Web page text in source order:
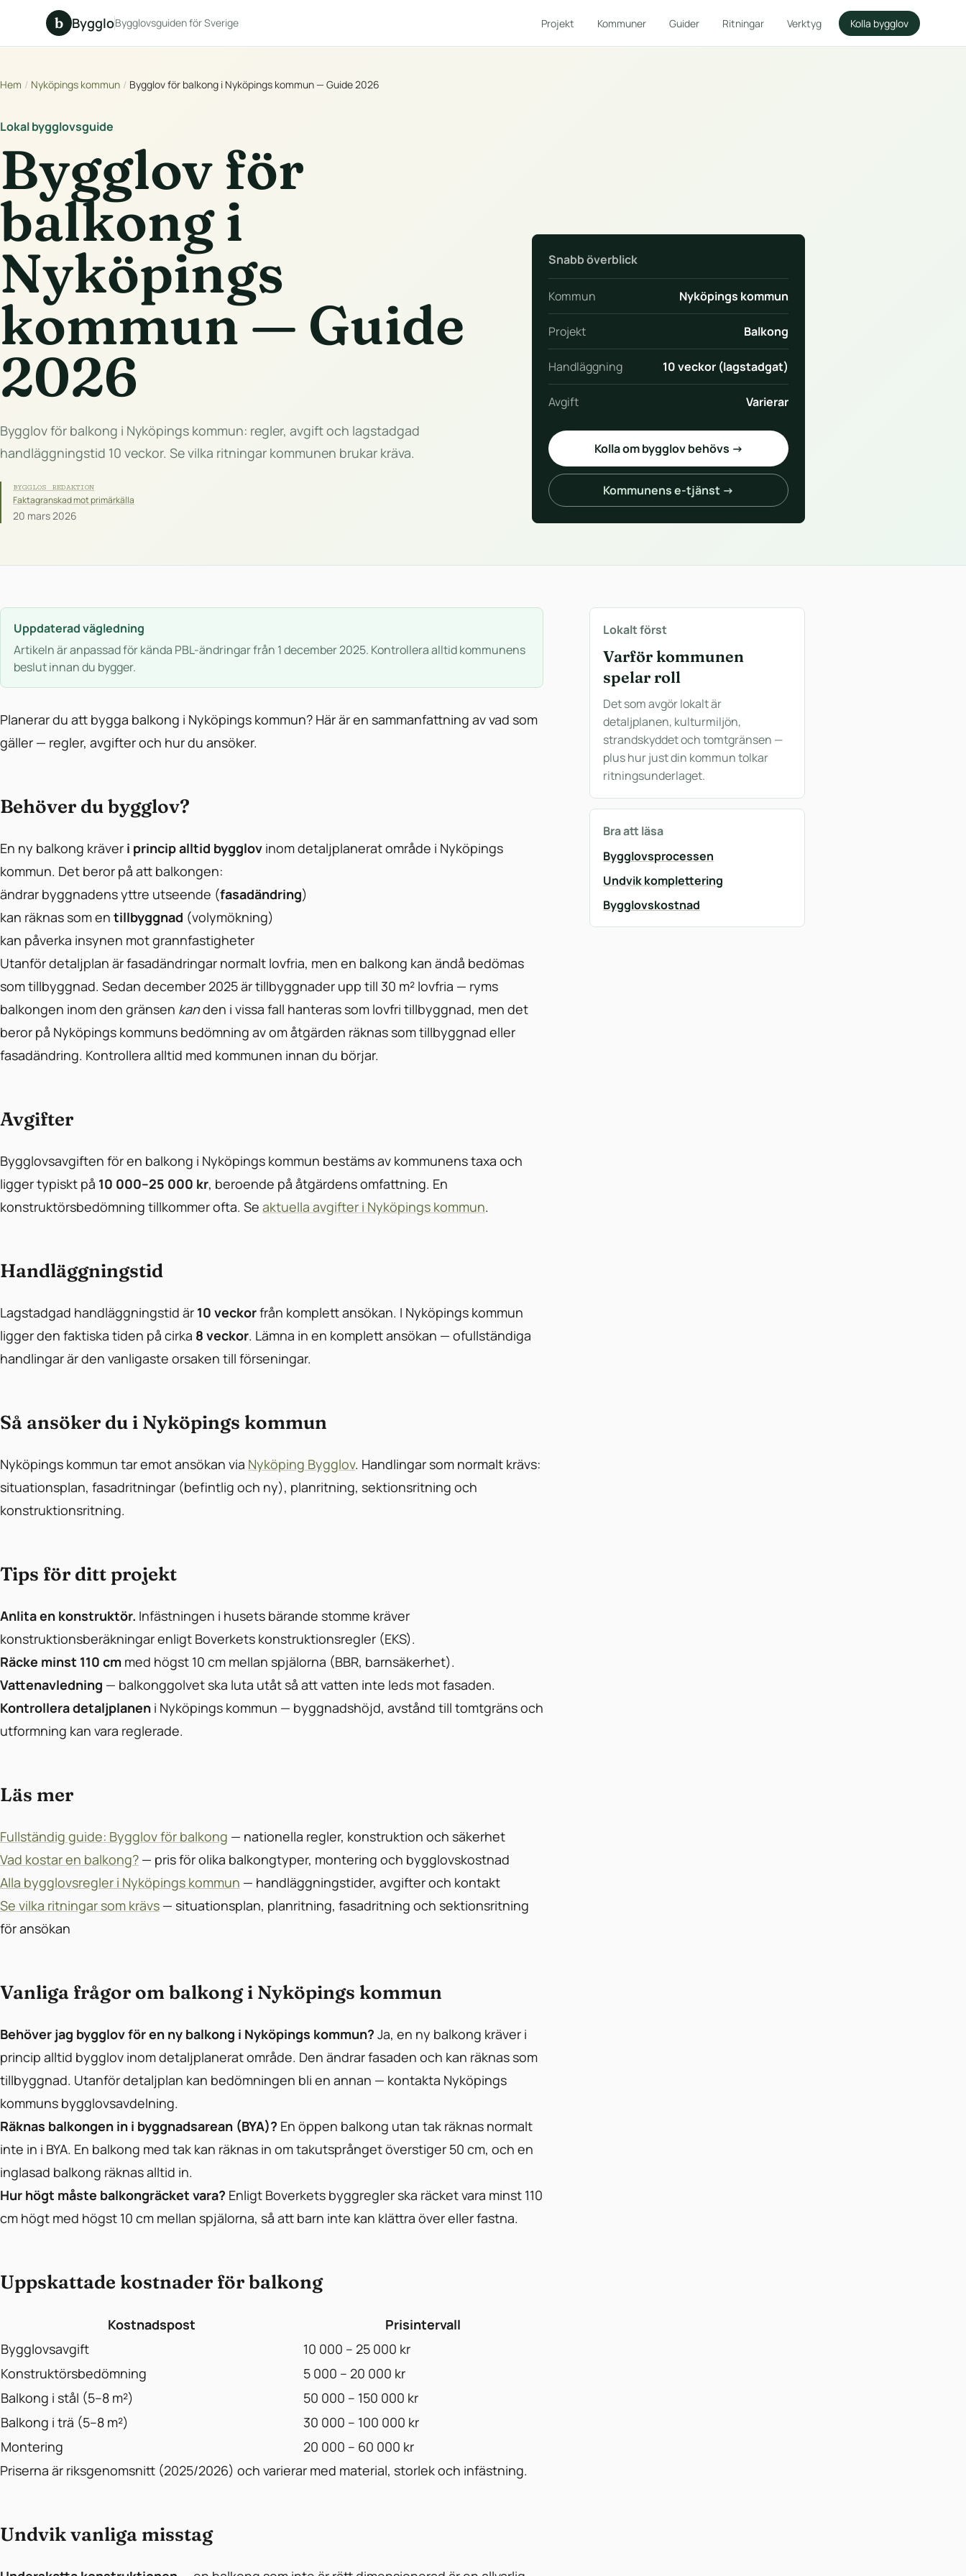
b ByggloBygglovsguiden för Sverige Projekt Kommuner Guider Ritningar Verktyg Kolla bygglov
Hem / Nyköpings kommun / Bygglov för balkong i Nyköpings kommun — Guide 2026
Lokal bygglovsguide
Bygglov för
balkong i
Nyköpings
kommun — Guide
2026
Bygglov för balkong i Nyköpings kommun: regler, avgift och lagstadgad
handläggningstid 10 veckor. Se vilka ritningar kommunen brukar kräva.
BYGGLOS REDAKTION
Faktagranskad mot primärkälla
20 mars 2026
Snabb överblick
Kommun Nyköpings kommun
Projekt Balkong
Handläggning 10 veckor (lagstadgat)
Avgift Varierar
Kolla om bygglov behövs →
Kommunens e-tjänst →
Uppdaterad vägledning
Artikeln är anpassad för kända PBL-ändringar från 1 december 2025. Kontrollera alltid kommunens
beslut innan du bygger.
Planerar du att bygga balkong i Nyköpings kommun? Här är en sammanfattning av vad som
gäller — regler, avgifter och hur du ansöker.
Behöver du bygglov?
En ny balkong kräver i princip alltid bygglov inom detaljplanerat område i Nyköpings
kommun. Det beror på att balkongen:
ändrar byggnadens yttre utseende (fasadändring)
kan räknas som en tillbyggnad (volymökning)
kan påverka insynen mot grannfastigheter
Utanför detaljplan är fasadändringar normalt lovfria, men en balkong kan ändå bedömas
som tillbyggnad. Sedan december 2025 är tillbyggnader upp till 30 m² lovfria — ryms
balkongen inom den gränsen kanden i vissa fall hanteras som lovfri tillbyggnad, men det
beror på Nyköpings kommuns bedömning av om åtgärden räknas som tillbyggnad eller
fasadändring. Kontrollera alltid med kommunen innan du börjar.
Avgifter
Bygglovsavgiften för en balkong i Nyköpings kommun bestäms av kommunens taxa och
ligger typiskt på 10 000–25 000 kr, beroende på åtgärdens omfattning. En
konstruktörsbedömning tillkommer ofta. Se aktuella avgifter i Nyköpings kommun.
Handläggningstid
Lagstadgad handläggningstid är 10 veckorfrån komplett ansökan. I Nyköpings kommun
ligger den faktiska tiden på cirka 8 veckor. Lämna in en komplett ansökan — ofullständiga
handlingar är den vanligaste orsaken till förseningar.
Så ansöker du i Nyköpings kommun
Nyköpings kommun tar emot ansökan via Nyköping Bygglov. Handlingar som normalt krävs:
situationsplan, fasadritningar (befintlig och ny), planritning, sektionsritning och
konstruktionsritning.
Tips för ditt projekt
Anlita en konstruktör. Infästningen i husets bärande stomme kräver
konstruktionsberäkningar enligt Boverkets konstruktionsregler (EKS).
Räcke minst 110 cm med högst 10 cm mellan spjälorna (BBR, barnsäkerhet).
Vattenavledning — balkonggolvet ska luta utåt så att vatten inte leds mot fasaden.
Kontrollera detaljplanen i Nyköpings kommun — byggnadshöjd, avstånd till tomtgräns och
utformning kan vara reglerade.
Läs mer
Fullständig guide: Bygglov för balkong — nationella regler, konstruktion och säkerhet
Vad kostar en balkong? — pris för olika balkongtyper, montering och bygglovskostnad
Alla bygglovsregler i Nyköpings kommun — handläggningstider, avgifter och kontakt
Se vilka ritningar som krävs — situationsplan, planritning, fasadritning och sektionsritning
för ansökan
Vanliga frågor om balkong i Nyköpings kommun
Behöver jag bygglov för en ny balkong i Nyköpings kommun? Ja, en ny balkong kräver i
princip alltid bygglov inom detaljplanerat område. Den ändrar fasaden och kan räknas som
tillbyggnad. Utanför detaljplan kan bedömningen bli en annan — kontakta Nyköpings
kommuns bygglovsavdelning.
Räknas balkongen in i byggnadsarean (BYA)? En öppen balkong utan tak räknas normalt
inte in i BYA. En balkong med tak kan räknas in om takutsprånget överstiger 50 cm, och en
inglasad balkong räknas alltid in.
Hur högt måste balkongräcket vara? Enligt Boverkets byggregler ska räcket vara minst 110
cm högt med högst 10 cm mellan spjälorna, så att barn inte kan klättra över eller fastna.
Uppskattade kostnader för balkong
Kostnadspost
Prisintervall
Bygglovsavgift
10 000 – 25 000 kr
Konstruktörsbedömning
5 000 – 20 000 kr
Balkong i stål (5–8 m²)
50 000 – 150 000 kr
Balkong i trä (5–8 m²)
30 000 – 100 000 kr
Montering
20 000 – 60 000 kr
Priserna är riksgenomsnitt (2025/2026) och varierar med material, storlek och infästning.
Undvik vanliga misstag
Lokalt först
Varför kommunen
spelar roll
Det som avgör lokalt är
detaljplanen, kulturmiljön,
strandskyddet och tomtgränsen —
plus hur just din kommun tolkar
ritningsunderlaget.
Bra att läsa
Bygglovsprocessen
Undvik komplettering
Bygglovskostnad